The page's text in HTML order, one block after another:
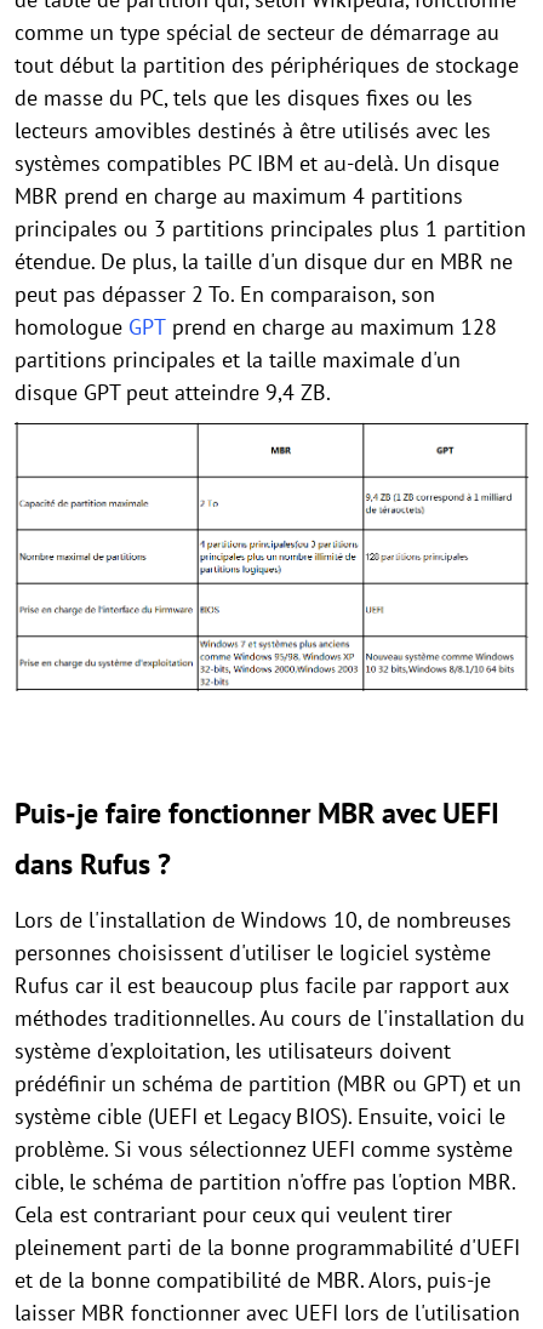
comme un type spécial de secteur de démarrage au
tout début la partition des périphériques de stockage
de masse du PC, tels que les disques fixes ou les
lecteurs amovibles destinés à être utilisés avec les
systèmes compatibles PC IBM et au-delà. Un disque
MBR prend en charge au maximum 4 partitions
principales ou 3 partitions principales plus 1 partition
étendue. De plus, la taille d'un disque dur en MBR ne
peut pas dépasser 2 To. En comparaison, son
homologue GPT prend en charge au maximum 128
partitions principales et la taille maximale d'un
disque GPT peut atteindre 9,4 ZB.
Puis-je faire fonctionner MBR avec UEFI
dans Rufus ?
Lors de l'installation de Windows 10, de nombreuses
personnes choisissent d'utiliser le logiciel système
Rufus car il est beaucoup plus facile par rapport aux
méthodes traditionnelles. Au cours de l'installation du
système d'exploitation, les utilisateurs doivent
prédéfinir un schéma de partition (MBR ou GPT) et un
système cible (UEFI et Legacy BIOS). Ensuite, voici le
problème. Si vous sélectionnez UEFI comme système
cible, le schéma de partition n'offre pas l'option MBR.
Cela est contrariant pour ceux qui veulent tirer
pleinement parti de la bonne programmabilité d'UEFI
et de la bonne compatibilité de MBR. Alors, puis-je
laisser MBR fonctionner avec UEFI lors de l'utilisation